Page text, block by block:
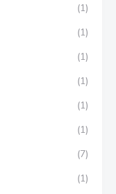
(1)
(1)
(1)
(1)
(1)
(1)
(7)
(1)